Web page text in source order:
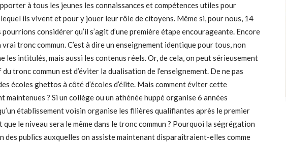
à tous les jeunes les connaissances et compétences utiles pour
ils vivent et pour y jouer leur rôle de citoyens. Même si, pour nous, 14
pourrions considérer qu’il s’agit d’une première étape encourageante. Encore
vrai tronc commun. C’est à dire un enseignement identique pour tous, non
les intitulés, mais aussi les contenus réels. Or, de cela, on peut sérieusement
tronc commun est d’éviter la dualisation de l’enseignement. De ne pas
écoles ghettos à côté d’écoles d’élite. Mais comment éviter cette
? Si un collège ou un athénée huppé organise 6 années
établissement voisin organise les filières qualifiantes après le premier
le niveau sera le même dans le tronc commun ? Pourquoi la ségrégation
des publics auxquelles on assiste maintenant disparaîtraient-elles comme